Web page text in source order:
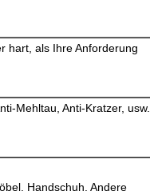
hart, als Ihre Anforderung
Mehltau, Anti-Kratzer, usw.
Handschuh. Andere